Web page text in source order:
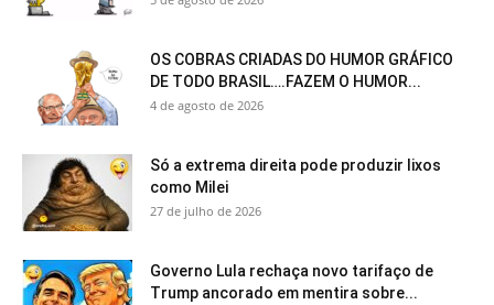
OS COBRAS CRIADAS DO HUMOR GRÁFICO
DE TODO BRASIL….FAZEM O HUMOR...
4 de agosto de 2026
Só a extrema direita pode produzir lixos
como Milei
27 de julho de 2026
Governo Lula rechaça novo tarifaço de
Trump ancorado em mentira sobre...